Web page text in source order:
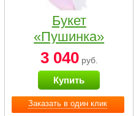
Заказать в один клик
Букет
«Пушинка»
3 040руб.
Купить